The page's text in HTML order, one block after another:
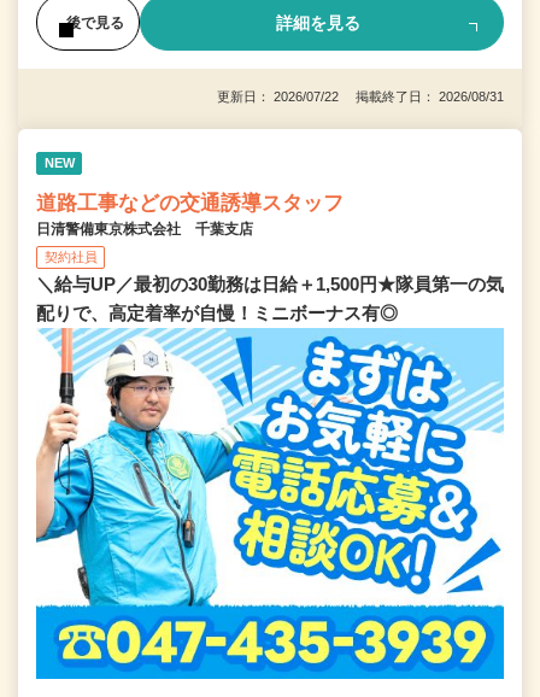
後で見る 詳細を見る
更新日： 2026/07/22 掲載終了日： 2026/08/31
NEW
道路工事などの交通誘導スタッフ
日清警備東京株式会社 千葉支店
契約社員
＼給与UP／最初の30勤務は日給＋1,500円★隊員第一の気
配りで、高定着率が自慢！ミニボーナス有◎